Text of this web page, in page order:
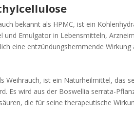
bekannt als HPMC, ist ein
und Emulgator in Lebensmitteln,
eine entzündungshemmende Wirkung
Weihrauch, ist ein Naturheilmittel, das
Es wird aus der Boswellia serrata-
die für seine therapeutische